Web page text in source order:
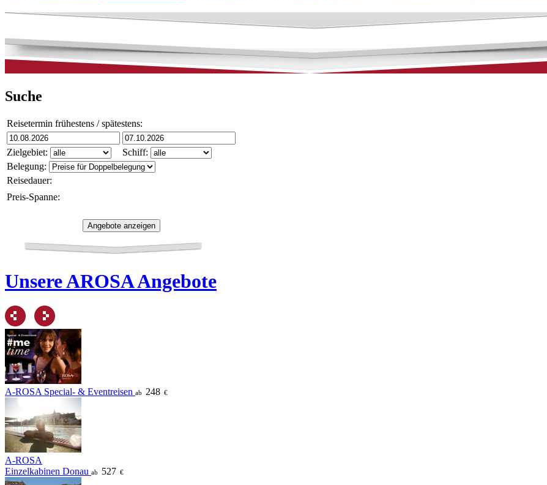
Suche
Reisetermin frühestens / spätestens:
Zielgebiet:
Schiff:
Belegung:
Reisedauer:
Preis-Spanne:
Unsere AROSA Angebote
A-ROSA Special- & Eventreisen ab 248 €
A-ROSA
Einzelkabinen Donau ab 527 €